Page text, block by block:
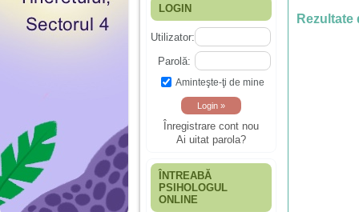
LOGIN
Utilizator:
Parolă:
Aminteşte-ţi de mine
Înregistrare cont nou
Ai uitat parola?
ÎNTREABĂ
PSIHOLOGUL
ONLINE
Rezultate